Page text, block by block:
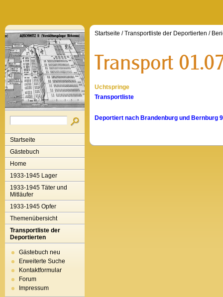
Startseite
Gästebuch
Home
1933-1945 Lager
1933-1945 Täter und
Mitläufer
1933-1945 Opfer
Themenübersicht
Transportliste der
Deportierten
Gästebuch neu
Erweiterte Suche
Kontaktformular
Forum
Impressum
Startseite /Transportliste der Deportierten /
Uchtspringe
Transportliste
Deportiert nach Brandenburg und Bernburg